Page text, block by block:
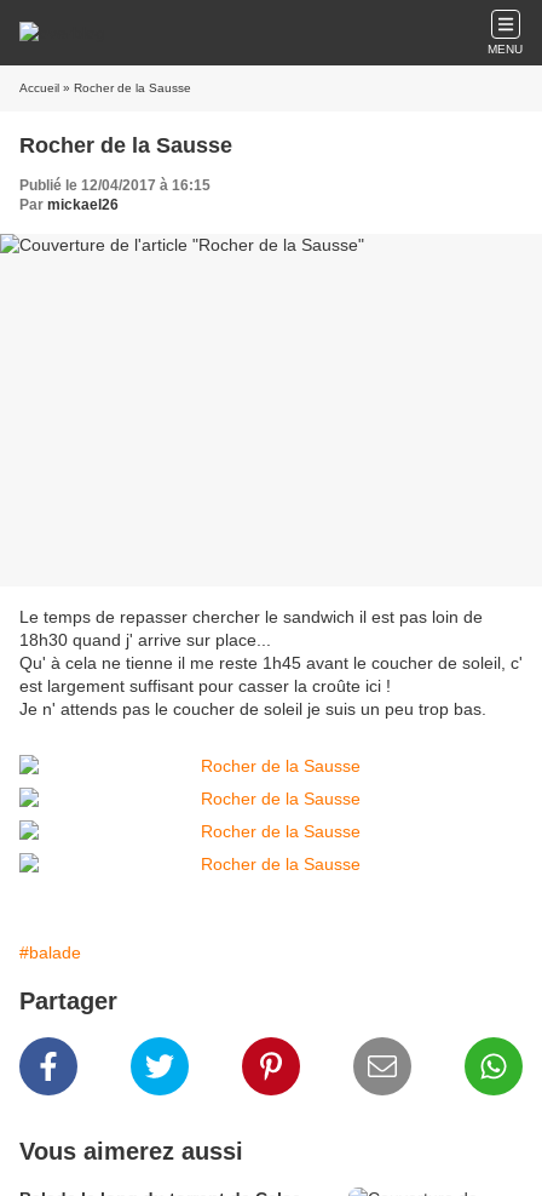
MENU
Accueil » Rocher de la Sausse
Rocher de la Sausse
Publié le 12/04/2017 à 16:15
Par mickael26
Le temps de repasser chercher le sandwich il est pas loin de
18h30 quand j' arrive sur place...
Qu' à cela ne tienne il me reste 1h45 avant le coucher de soleil, c'
est largement suffisant pour casser la croûte ici !
Je n' attends pas le coucher de soleil je suis un peu trop bas.
#balade
Partager
Vous aimerez aussi